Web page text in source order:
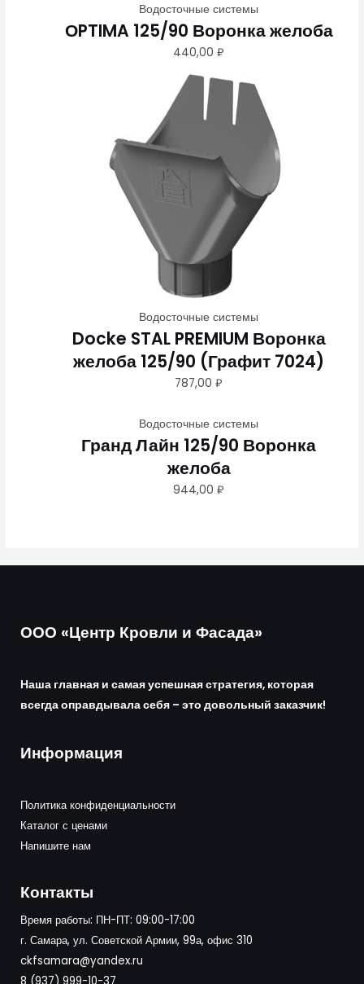
Водосточные системы
ОPTIMA 125/90 Воронка желоба
440,00₽
Водосточные системы
Docke STAL PREMIUM Воронка
желоба 125/90 (Графит 7024)
787,00₽
Водосточные системы
Гранд Лайн 125/90 Воронка
желоба
944,00₽
ООО «Центр Кровли и Фасада»
Наша главная и самая успешная стратегия, которая
всегда оправдывала себя – это довольный заказчик!
Информация
Политика конфиденциальности
Каталог с ценами
Напишите нам
Контакты
Время работы: ПН-ПТ: 09:00-17:00
г. Самара, ул. Советской Армии, 99а, офис 310
ckfsamara@yandex.ru